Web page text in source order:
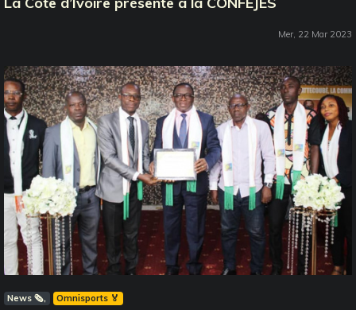
Mer, 22 Mar 2023
News 🗞️ Omnisports 🏅